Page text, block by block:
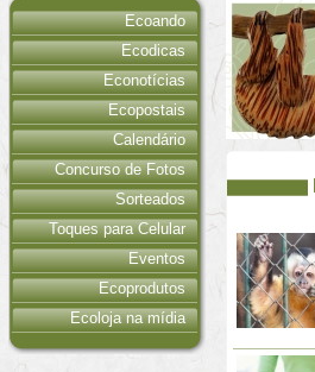
Ecoando
Ecodicas
Econotícias
Ecopostais
Calendário
Concurso de Fotos
Sorteados
Toques para Celular
Eventos
Ecoprodutos
Ecoloja na mídia